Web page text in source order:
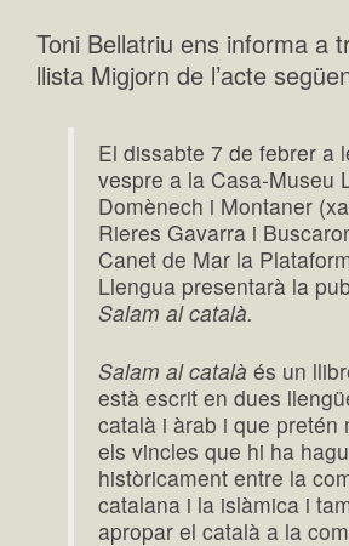
Toni Bellatriu ens informa a
llista Migjorn de l’acte
El dissabte 7 de febrer a
vespre a la Casa-Museu
Domènech i Montaner
Rieres Gavarra i
Canet de Mar la
Llengua presentarà la
Salam al català.
Salam al català és un
està escrit en dues
català i àrab i que pretén
els vincles que hi ha
històricament entre la
catalana i la islàmica i
apropar el català a la